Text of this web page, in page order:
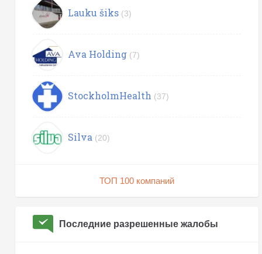
Lauku šiks (3)
Ava Holding (7)
StockholmHealth (37)
Silva (20)
ТОП 100 компаний
Последние разрешенные жалобы